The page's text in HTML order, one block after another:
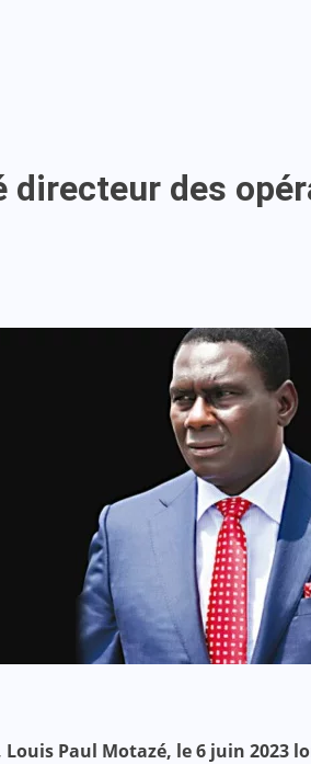
directeur des
Paul Motazé, le 6 juin 2023